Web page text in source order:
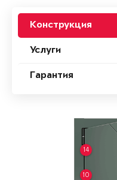
Конструкция
Услуги
Гарантия
10
14